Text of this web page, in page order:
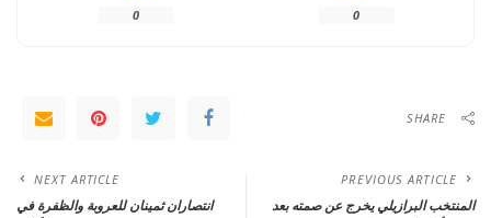
0
0
SHARE
PREVIOUS ARTICLE
المنتخب البرازيلي يخرج عن صمته بعد
NEXT ARTICLE
انتصاران ثمينان للعروبة والظفرة في